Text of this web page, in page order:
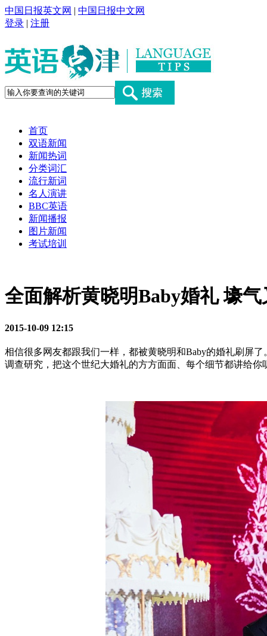
中国日报英文网 | 中国日报中文网
登录 | 注册
首页
双语新闻
新闻热词
分类词汇
流行新词
名人演讲
BBC英语
新闻播报
图片新闻
考试培训
全面解析黄晓明Baby婚礼 壕
2015-10-09 12:15
相信很多网友都跟我们一样，都被黄晓明和Baby的婚礼刷屏
调查研究，把这个世纪大婚礼的方方面面、每个细节都讲给